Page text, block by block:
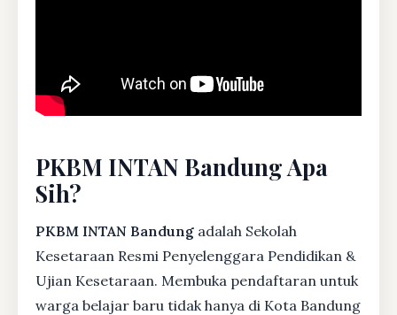
PKBM INTAN Bandung Apa
Sih?
PKBM INTAN Bandung adalah Sekolah
Kesetaraan Resmi Penyelenggara Pendidikan &
Ujian Kesetaraan. Membuka pendaftaran untuk
warga belajar baru tidak hanya di Kota Bandung